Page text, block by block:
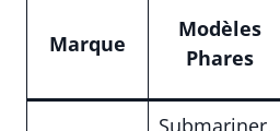
Marque
Modèles
Phares
Submariner,